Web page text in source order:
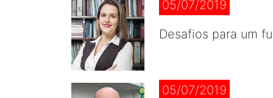
05/07/2019
Desafios para um
05/07/2019